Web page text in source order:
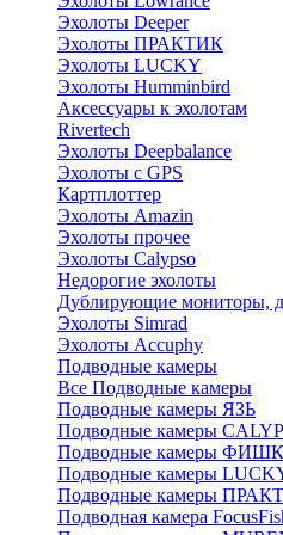
Эхолоты Deeper
Эхолоты ПРАКТИК
Эхолоты LUCKY
Эхолоты Humminbird
Аксессуары к эхолотам
Rivertech
Эхолоты Deepbalance
Эхолоты с GPS
Картплоттер
Эхолоты Amazin
Эхолоты прочее
Эхолоты Calypso
Недорогие эхолоты
Дублирующие мониторы,
Эхолоты Simrad
Эхолоты Accuphy
Подводные камеры
Все Подводные камеры
Подводные камеры ЯЗЬ
Подводные камеры
Подводные камеры
Подводные камеры
Подводные камеры
Подводная камера